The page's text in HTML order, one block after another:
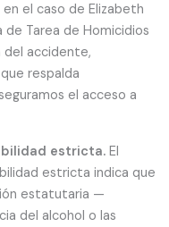
el caso de Elizabeth
Tarea de Homicidios
del accidente,
respalda
el acceso a
estricta. El
estricta indica que
estatutaria —
del alcohol o las